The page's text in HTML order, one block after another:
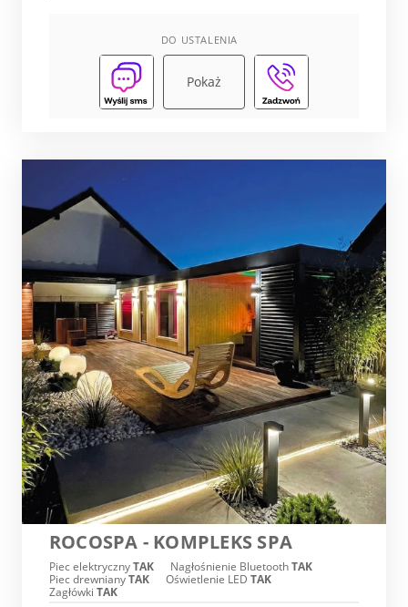
DO USTALENIA
Pokaż
ROCOSPA - KOMPLEKS SPA
Piec elektrycznyTAK Nagłośnienie BluetoothTAK
Piec drewnianyTAK Oświetlenie LED TAK
Zagłówki TAK